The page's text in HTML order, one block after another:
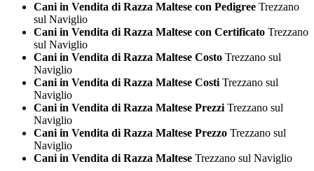
Cani in Vendita di Razza Maltese con Pedigree Trezzano
sul Naviglio
Cani in Vendita di Razza Maltese con Certificato Trezzano
sul Naviglio
Cani in Vendita di Razza Maltese Costo Trezzano sul
Naviglio
Cani in Vendita di Razza Maltese CostiTrezzano sul
Naviglio
Cani in Vendita di Razza Maltese PrezziTrezzano sul
Naviglio
Cani in Vendita di Razza Maltese Prezzo Trezzano sul
Naviglio
Cani in Vendita di Razza Maltese Trezzano sul Naviglio